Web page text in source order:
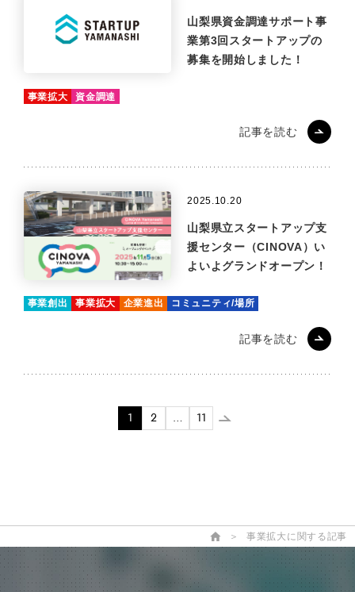
山梨県資金調達サポート事
業第3回スタートアップの
募集を開始しました！
事業拡大 資金調達
記事を読む
2025.10.20
山梨県立スタートアップ支
援センター（CINOVA）い
よいよグランドオープン！
事業創出 事業拡大 企業進出 コミュニティ/場所
記事を読む
1 2 … 11
＞ 事業拡大に関する記事